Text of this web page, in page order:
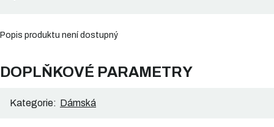
Popis produktu není dostupný
DOPLŇKOVÉ PARAMETRY
Kategorie: Dámská